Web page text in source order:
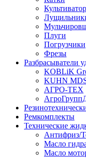
Плуги
Погрузчики
Фрезы
Разбрасыватели
KOBLiK
KUHN
АГРО-ТЕХ
Ремкомплекты
Технические
Антифриз/
Масло
Масло